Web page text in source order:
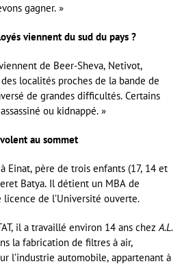
gagner. »
viennent du sud du pays ?
de Beer-Sheva, Netivot,
localités proches de la bande de
de grandes difficultés. Certains
ou kidnappé. »
au sommet
Einat, père de trois enfants (17, 14 et
Batya. Il détient un MBA de
licence de l’Université ouverte.
il a travaillé environ 14 ans chez A.L.
la fabrication de filtres à air,
l’industrie automobile, appartenant à